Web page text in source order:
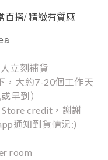
百搭/精緻有質感
立刻補貨
，大約7-20個工作天
早到）
credit，謝謝
通知到貨情況:)
room